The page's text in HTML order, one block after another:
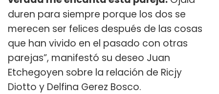
duren para siempre porque los dos se
merecen ser felices después de las cosas
que han vivido en el pasado con otras
parejas”, manifestó su deseo Juan
Etchegoyen sobre la relación de Ricjy
Diotto y Delfina Gerez Bosco.